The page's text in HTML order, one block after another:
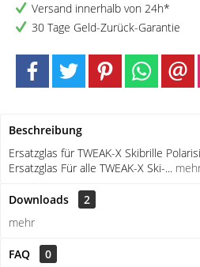
Versand innerhalb von 24h*
30 Tage Geld-Zurück-Garantie
Beschreibung
Ersatzglas für TWEAK-X Skibrille
Ersatzglas Für alle TWEAK-X Ski-...
Downloads
2
mehr
FAQ
0